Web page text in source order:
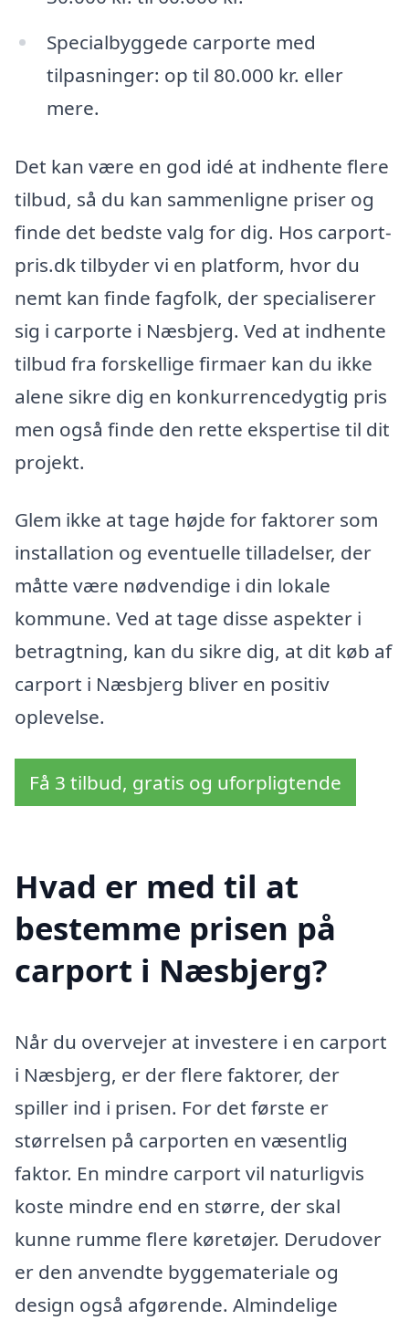
Specialbyggede carporte med
tilpasninger: op til 80.000 kr. eller
mere.
Det kan være en god idé at indhente flere
tilbud, så du kan sammenligne priser og
finde det bedste valg for dig. Hos carport-
pris.dk tilbyder vi en platform, hvor du
nemt kan finde fagfolk, der specialiserer
sig i carporte i Næsbjerg. Ved at indhente
tilbud fra forskellige firmaer kan du ikke
alene sikre dig en konkurrencedygtig pris
men også finde den rette ekspertise til dit
projekt.
Glem ikke at tage højde for faktorer som
installation og eventuelle tilladelser, der
måtte være nødvendige i din lokale
kommune. Ved at tage disse aspekter i
betragtning, kan du sikre dig, at dit køb af
carport i Næsbjerg bliver en positiv
oplevelse.
Få 3 tilbud, gratis og uforpligtende
Hvad er med til at
bestemme prisen på
carport i Næsbjerg?
Når du overvejer at investere i en carport
i Næsbjerg, er der flere faktorer, der
spiller ind i prisen. For det første er
størrelsen på carporten en væsentlig
faktor. En mindre carport vil naturligvis
koste mindre end en større, der skal
kunne rumme flere køretøjer. Derudover
er den anvendte byggemateriale og
design også afgørende. Almindelige